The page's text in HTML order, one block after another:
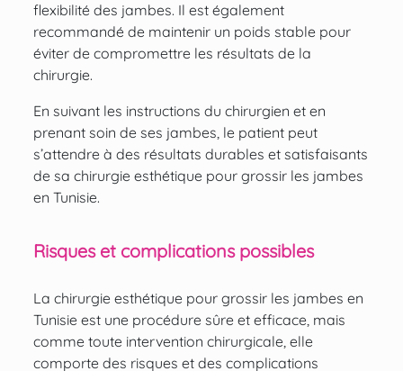
flexibilité des jambes. Il est également
recommandé de maintenir un poids stable pour
éviter de compromettre les résultats de la
chirurgie.
En suivant les instructions du chirurgien et en
prenant soin de ses jambes, le patient peut
s’attendre à des résultats durables et satisfaisants
de sa chirurgie esthétique pour grossir les jambes
en Tunisie.
Risques et complications possibles
La chirurgie esthétique pour grossir les jambes en
Tunisie est une procédure sûre et efficace, mais
comme toute intervention chirurgicale, elle
comporte des risques et des complications